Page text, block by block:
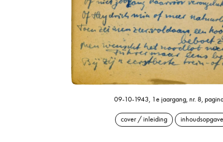
09-10-1943, 1e jaargang, nr. 8,
cover / inleiding inhoudsopgave